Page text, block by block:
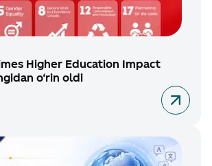
Higher Education Impact
o‘rin oldi